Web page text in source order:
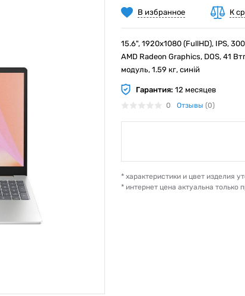
В избранное К
15.6", 1920х1080 (FullHD), IPS,
AMD Radeon Graphics, DOS, 41
модуль, 1.59 кг, синій
Гарантия: 12 месяцев
0 Отзывы (0)
* характеристики и цвет изделия
* интернет цена актуальна только